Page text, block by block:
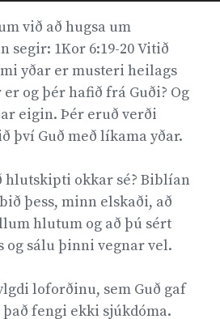
við að hugsa um
1Kor 6:19-20 Vitið
yðar er musteri heilags
og þér hafið frá Guði? Og
eigin. Þér eruð verði
því Guð með líkama yðar.
hlutskipti okkar sé? Biblían
bið þess, minn elskaði, að
hlutum og að þú sért
sálu þinni vegnar vel.
loforðinu, sem Guð gaf
fengi ekki sjúkdóma.